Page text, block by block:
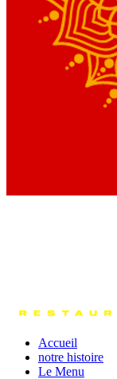
Accueil
notre histoire
Le Menu